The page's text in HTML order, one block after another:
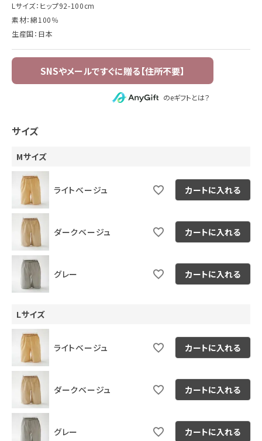
Lサイズ：ヒップ92-100cm
素材：綿100％
生産国：日本
のeギフトとは？
サイズ
Mサイズ
ライトベージュ カートに入れる
ダークベージュ カートに入れる
グレー カートに入れる
Lサイズ
ライトベージュ カートに入れる
ダークベージュ カートに入れる
グレー カートに入れる